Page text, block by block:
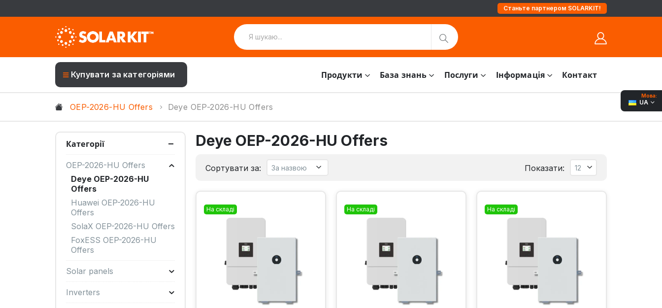
Станьте партнером SOLARKIT!
Мова:
UA
Купувати за категоріями Продукти База знань Послуги Інформація Контакт
OEP-2026-HU Offers Deye OEP-2026-HU Offers
Deye OEP-2026-HU Offers
Сортувати за: Показати:
На складі На складі На складі
Категорії
OEP-2026-HU Offers
Deye OEP-2026-HU
Offers
Huawei OEP-2026-HU
Offers
SolaX OEP-2026-HU Offers
FoxESS OEP-2026-HU
Offers
Solar panels
Inverters